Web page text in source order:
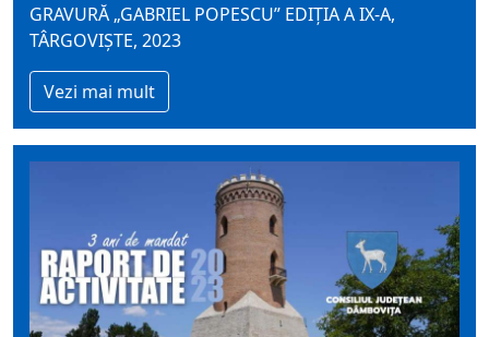
GRAVURĂ „GABRIEL POPESCU” EDIŢIA A IX-A,
TÂRGOVIȘTE, 2023
Vezi mai mult